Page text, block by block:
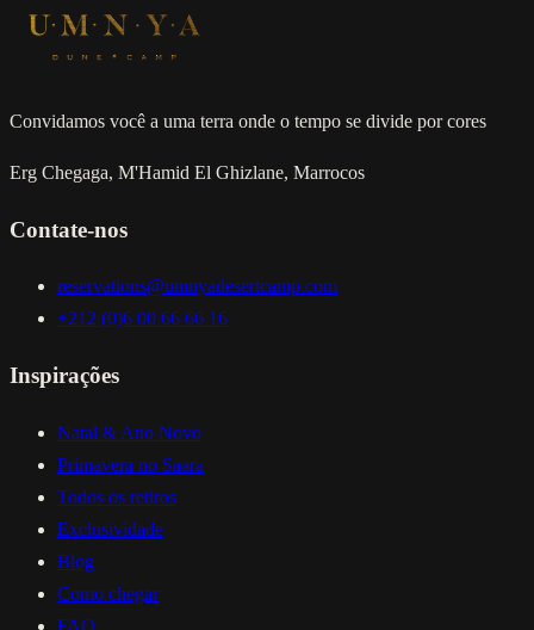
Convidamos você a uma terra onde o tempo se divide por cores
Erg Chegaga, M'Hamid El Ghizlane, Marrocos
Contate-nos
reservations@umnyadesertcamp.com
+212 (0)6 00 66 66 16
Inspirações
Natal & Ano Novo
Primavera no Saara
Todos os retiros
Exclusividade
Blog
Como chegar
FAQ